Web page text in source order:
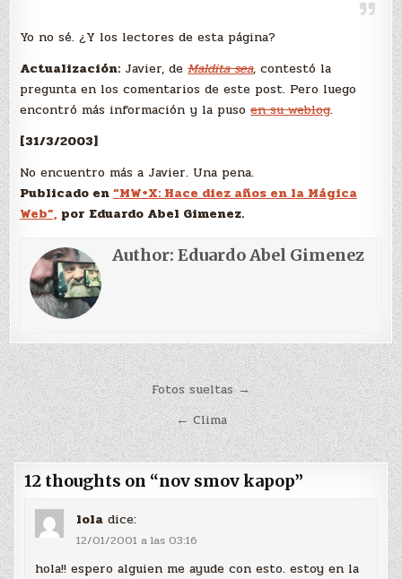
Yo no sé. ¿Y los lectores de esta página?
Actualización: Javier, deMaldita sea, contestó la
pregunta en los comentarios de este post. Pero luego
encontró más información y la pusoen su weblog.
[31/3/2003]
No encuentro más a Javier. Una pena.
Publicado en“MW+X: Hace diez años en la Mágica
Web”, por Eduardo Abel Gimenez.
Author:Eduardo Abel Gimenez
Navegación
de
entradas
Fotos sueltas →
← Clima
12 thoughts on “nov smov kapop”
lola dice:
12/01/2001 a las 03:16
hola!! espero alguien me ayude con esto. estoy en la